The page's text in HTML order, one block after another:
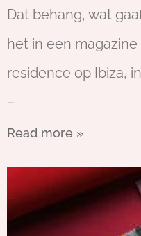
Dat behang, wat
het in een
residence op Ibiza,
–
Read more »